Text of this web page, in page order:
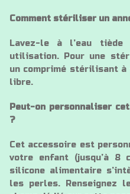
Comment stériliser un
Lavez-le à l’eau tiède
utilisation. Pour une
un comprimé stérilisant
libre.
Peut-on personnaliser
?
Cet accessoire est
votre enfant (jusqu’à 8
silicone alimentaire
les perles. Renseignez